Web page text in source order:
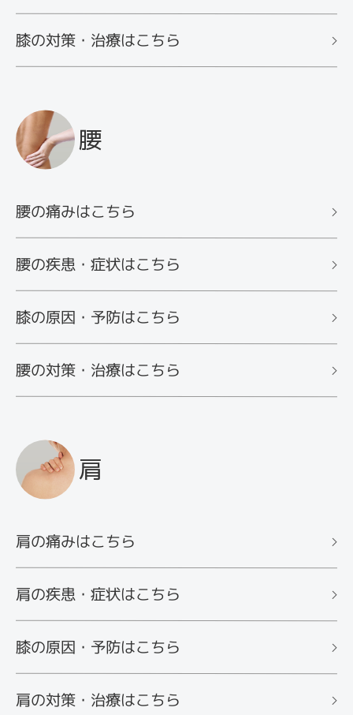
膝の対策・治療はこちら
腰
腰の痛みはこちら
腰の疾患・症状はこちら
膝の原因・予防はこちら
腰の対策・治療はこちら
肩
肩の痛みはこちら
肩の疾患・症状はこちら
膝の原因・予防はこちら
肩の対策・治療はこちら